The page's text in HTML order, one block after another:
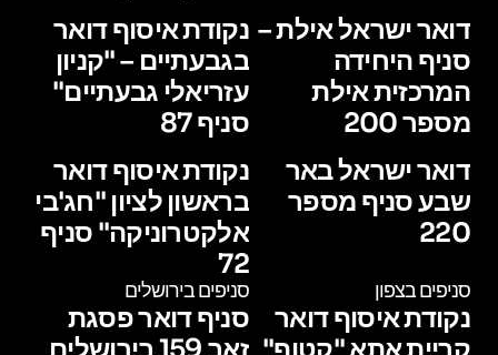
דואר ישראל אילת –
סניף היחידה
המרכזית אילת
מספר 200
דואר ישראל באר
שבע סניף מספר
220
נקודת איסוף דואר
בגבעתיים – "קניון
עזריאלי גבעתיים"
סניף 87
נקודת איסוף דואר
בראשון לציון "חג'בי
אלקטרוניקה" סניף
72
סניפים בצפון
נקודת איסוף דואר
סניפים בירושלים
סניף דואר פסגת